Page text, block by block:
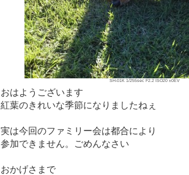
SH-01K 1/255sec F2.2 ISO20 ±0EV
おはようございます
紅葉のきれいな季節になりましたねぇ
実は今回のファミリー会は都合により
参加できません。ごめんなさい
おかげさまで